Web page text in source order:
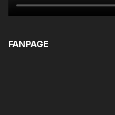
FANPAGE